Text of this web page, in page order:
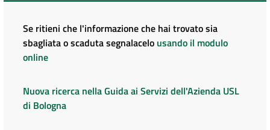
Se ritieni che l'informazione che hai trovato sia
sbagliata o scaduta segnalacelo usando il modulo
online
Nuova ricerca nella Guida ai Servizi dell'Azienda USL
di Bologna